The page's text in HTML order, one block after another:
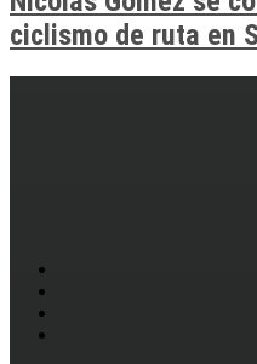
ciclismo de ruta en